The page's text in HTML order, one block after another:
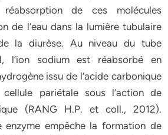
de ces molécules
de l’eau dans la lumière tubulaire
la diurèse. Au niveau du tube
l’ion sodium est réabsorbé en
issu de l’acide carbonique
pariétale sous l’action de
(RANG H.P. et coll., 2012).
enzyme empêche la formation de